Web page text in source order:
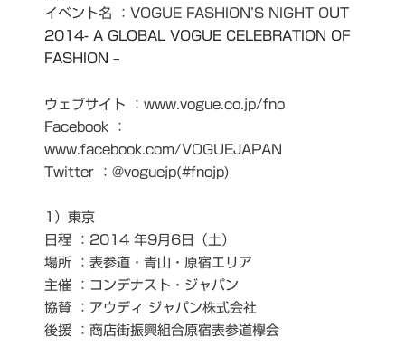
イベント名 ：VOGUE FASHION’S NIGHT OUT
2014- A GLOBAL VOGUE CELEBRATION OF
FASHION –
ウェブサイト ：www.vogue.co.jp/fno
Facebook ：
www.facebook.com/VOGUEJAPAN
Twitter ：@voguejp(#fnojp)
1）東京
日程 ：2014 年9月6日（土）
場所 ：表参道・青山・原宿エリア
主催 ：コンデナスト・ジャパン
協賛 ：アウディ ジャパン株式会社
後援 ：商店街振興組合原宿表参道欅会